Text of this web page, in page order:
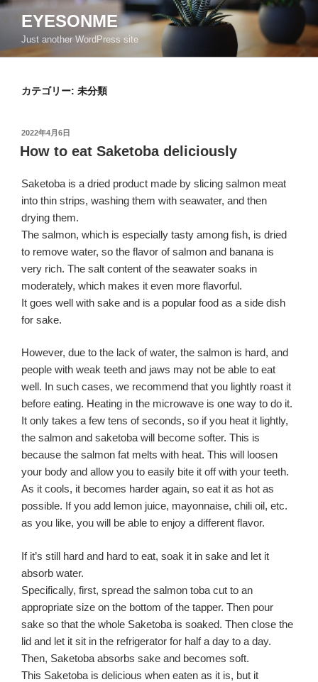
コ
ン
EYESONME
Just another WordPress site
カテゴリー: 未分類
投
稿
日:
2022年4月6日
How to eat Saketoba deliciously
Saketoba is a dried product made by slicing salmon meat
into thin strips, washing them with seawater, and then
drying them.
The salmon, which is especially tasty among fish, is dried
to remove water, so the flavor of salmon and banana is
very rich. The salt content of the seawater soaks in
moderately, which makes it even more flavorful.
It goes well with sake and is a popular food as a side dish
for sake.
However, due to the lack of water, the salmon is hard, and
people with weak teeth and jaws may not be able to eat
well. In such cases, we recommend that you lightly roast it
before eating. Heating in the microwave is one way to do it.
It only takes a few tens of seconds, so if you heat it lightly,
the salmon and saketoba will become softer. This is
because the salmon fat melts with heat. This will loosen
your body and allow you to easily bite it off with your teeth.
As it cools, it becomes harder again, so eat it as hot as
possible. If you add lemon juice, mayonnaise, chili oil, etc.
as you like, you will be able to enjoy a different flavor.
If it’s still hard and hard to eat, soak it in sake and let it
absorb water.
Specifically, first, spread the salmon toba cut to an
appropriate size on the bottom of the tapper. Then pour
sake so that the whole Saketoba is soaked. Then close the
lid and let it sit in the refrigerator for half a day to a day.
Then, Saketoba absorbs sake and becomes soft.
This Saketoba is delicious when eaten as it is, but it